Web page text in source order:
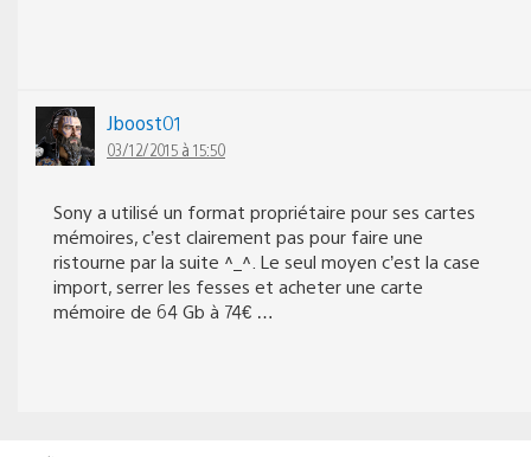
Jboost01
03/12/2015 à 15:50
Sony a utilisé un format propriétaire pour ses cartes
mémoires, c’est clairement pas pour faire une
ristourne par la suite ^_^. Le seul moyen c’est la case
import, serrer les fesses et acheter une carte
mémoire de 64 Gb à 74€ …